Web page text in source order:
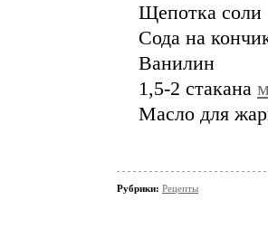
Щепотка соли
Сода на
Ванилин
1,5-2 стакана
Масло для
Рубрики: Рецепты